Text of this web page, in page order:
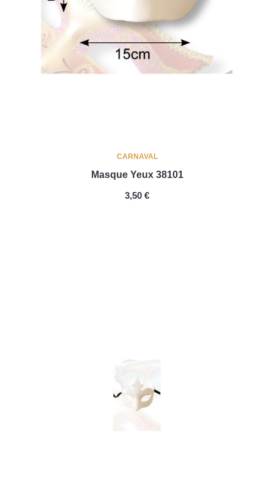
CARNAVAL
Masque Yeux 38101
PREIS
3,50 €